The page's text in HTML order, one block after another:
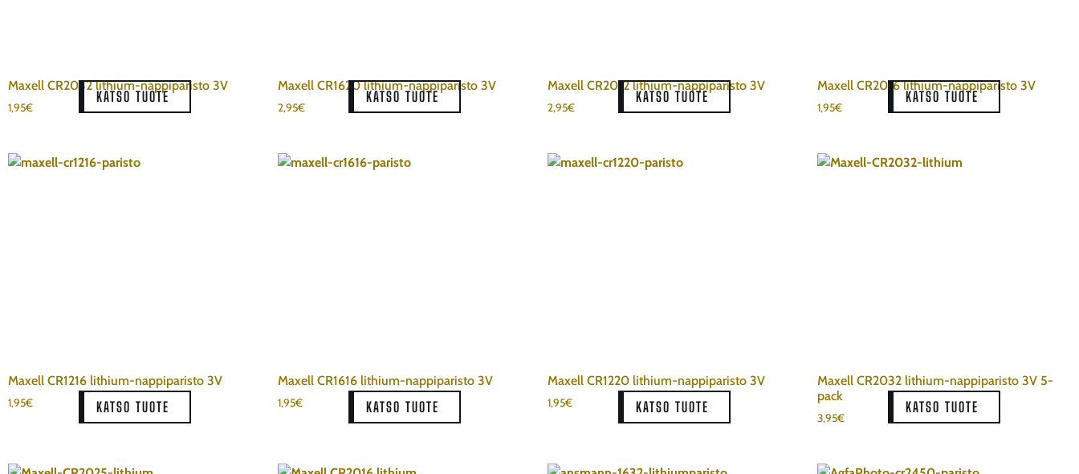
Maxell CR2032 lithium-nappiparisto 3V
1,95€
KATSO TUOTE
Maxell CR1620 lithium-nappiparisto 3V
2,95€
KATSO TUOTE
Maxell CR2012 lithium-nappiparisto 3V
2,95€
KATSO TUOTE
Maxell CR2016 lithium-nappiparisto 3V
1,95€
KATSO TUOTE
Maxell CR1216 lithium-nappiparisto 3V
1,95€ KATSO TUOTE
Maxell CR1616 lithium-nappiparisto 3V
1,95€ KATSO TUOTE
Maxell CR1220 lithium-nappiparisto 3V
1,95€ KATSO TUOTE
Maxell CR2032 lithium-nappiparisto 3V 5-
pack
3,95€
KATSO TUOTE